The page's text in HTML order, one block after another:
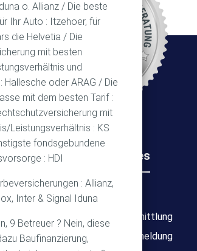
o. Allianz / Die beste
Ihr Auto : Itzehoer, für
die Helvetia / Die
mit besten
und
Hallesche oder ARAG / Die
mit dem besten Tarif :
mit
Leistungsverhältnis : KS
fondsgebundene
: HDI
: Allianz,
Inter & Signal Iduna
9 Betreuer ? Nein, diese
Baufinanzierung,
Wichtiges
Über mich
Bedarfsermittlung
Schadensmeldung